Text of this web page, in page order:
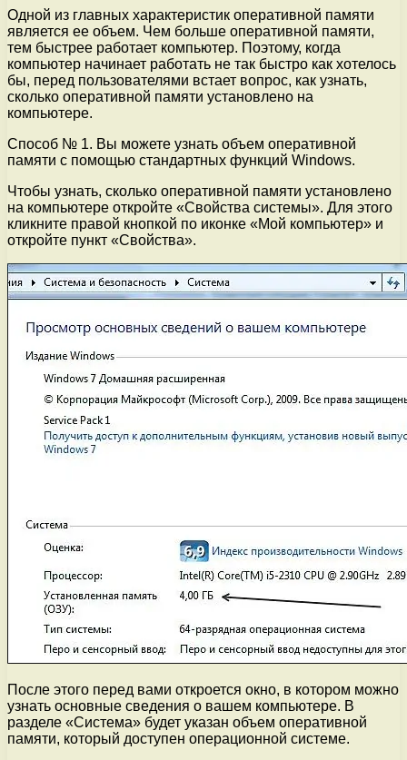
Одной из главных характеристик оперативной памяти
является ее объем. Чем больше оперативной памяти,
тем быстрее работает компьютер. Поэтому, когда
компьютер начинает работать не так быстро как хотелось
бы, перед пользователями встает вопрос, как узнать,
сколько оперативной памяти установлено на
компьютере.
Способ № 1. Вы можете узнать объем оперативной
памяти с помощью стандартных функций Windows.
Чтобы узнать, сколько оперативной памяти установлено
на компьютере откройте «Свойства системы». Для этого
кликните правой кнопкой по иконке «Мой компьютер» и
откройте пункт «Свойства».
После этого перед вами откроется окно, в котором можно
узнать основные сведения о вашем компьютере. В
разделе «Система» будет указан объем оперативной
памяти, который доступен операционной системе.